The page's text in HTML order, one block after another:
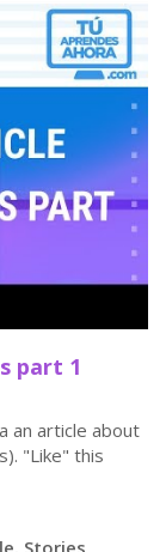
part 1
an article about
"Like" this
, Stories